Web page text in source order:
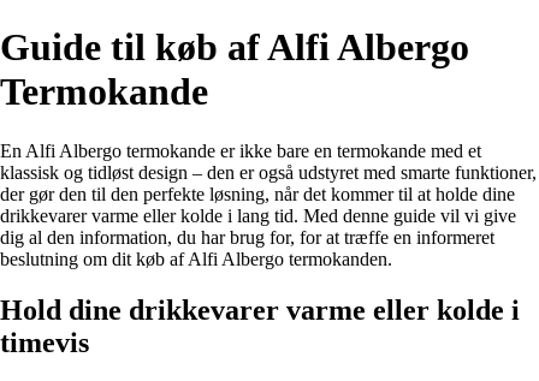
Guide til køb af Alfi Albergo
Termokande
En Alfi Albergo termokande er ikke bare en termokande med et
klassisk og tidløst design – den er også udstyret med smarte funktioner,
der gør den til den perfekte løsning, når det kommer til at holde dine
drikkevarer varme eller kolde i lang tid. Med denne guide vil vi give
dig al den information, du har brug for, for at træffe en informeret
beslutning om dit køb af Alfi Albergo termokanden.
Hold dine drikkevarer varme eller kolde i
timevis